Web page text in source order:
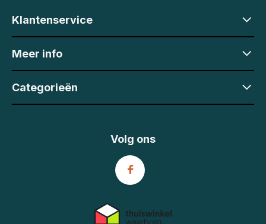
Klantenservice
Meer info
Categorieën
Volg ons